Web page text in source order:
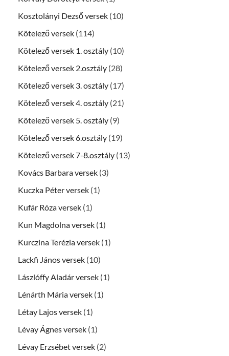
Kosztolányi Dezső versek (10)
Kötelező versek (114)
Kötelező versek 1. osztály (10)
Kötelező versek 2.osztály (28)
Kötelező versek 3. osztály (17)
Kötelező versek 4. osztály (21)
Kötelező versek 5. osztály (9)
Kötelező versek 6.osztály (19)
Kötelező versek 7-8.osztály (13)
Kovács Barbara versek (3)
Kuczka Péter versek (1)
Kufár Róza versek (1)
Kun Magdolna versek (1)
Kurczina Terézia versek (1)
Lackfi János versek (10)
Lászlóffy Aladár versek (1)
Lénárth Mária versek (1)
Létay Lajos versek (1)
Lévay Ágnes versek (1)
Lévay Erzsébet versek (2)